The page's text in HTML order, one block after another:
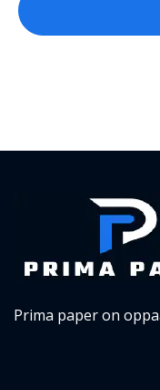
Prima paper on